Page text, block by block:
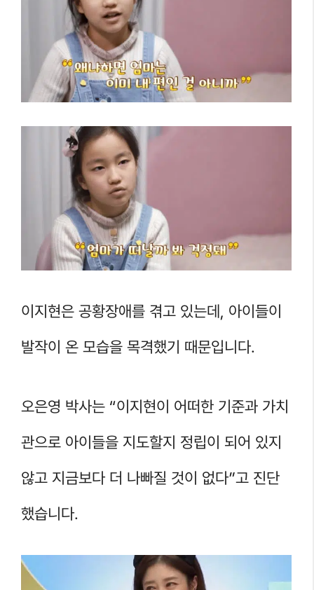
이지현은 공황장애를 겪고 있는데, 아이들이
발작이 온 모습을 목격했기 때문입니다.
오은영 박사는 “이지현이 어떠한 기준과 가치
관으로 아이들을 지도할지 정립이 되어 있지
않고 지금보다 더 나빠질 것이 없다”고 진단
했습니다.